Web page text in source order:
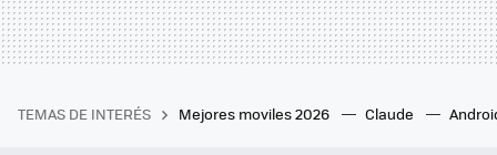
TEMAS DE INTERÉS Mejores moviles 2026 Claude